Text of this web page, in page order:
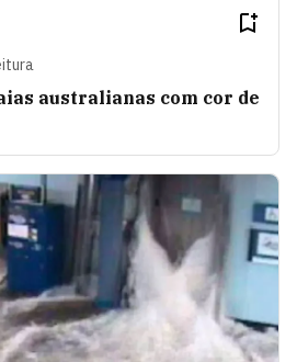
australianas com cor de